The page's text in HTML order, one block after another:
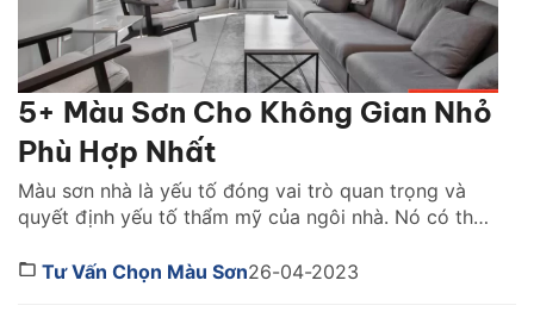
5+ Màu Sơn Cho Không Gian Nhỏ
Phù Hợp Nhất
Màu sơn nhà là yếu tố đóng vai trò quan trọng và
quyết định yếu tố thẩm mỹ của ngôi nhà. Nó có thể
gian tùy theo sắc độ mà nó mang lại. Việc lựa chọn
Tư Vấn Chọn Màu Sơn26-04-2023